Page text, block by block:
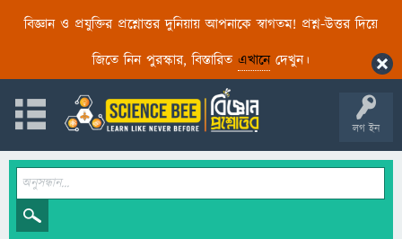
বিজ্ঞান ও প্রযুক্তির প্রশ্নোত্তর দুনিয়ায় আপনাকে স্বাগতম! প্রশ্ন-উত্তর দিয়ে
জিতে নিন পুরস্কার, বিস্তারিত এখানেদেখুন।
লগ ইন